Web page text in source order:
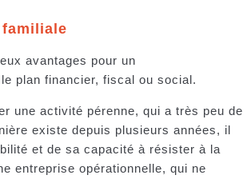
familiale
avantages pour un
plan financier, fiscal ou social.
une activité pérenne, qui a très peu de
existe depuis plusieurs années, il
et de sa capacité à résister à la
entreprise opérationnelle, qui ne